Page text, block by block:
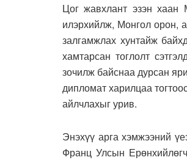
Цог жавхлант эзэн хаан
илэрхийлж, Монгол орон,
залгамжлах хунтайж
хамтарсан тоглолт
зочилж байснаа дурсан
дипломат харилцаа
айлчлахыг урив.
Энэхүү арга хэмжээний
Франц Улсын